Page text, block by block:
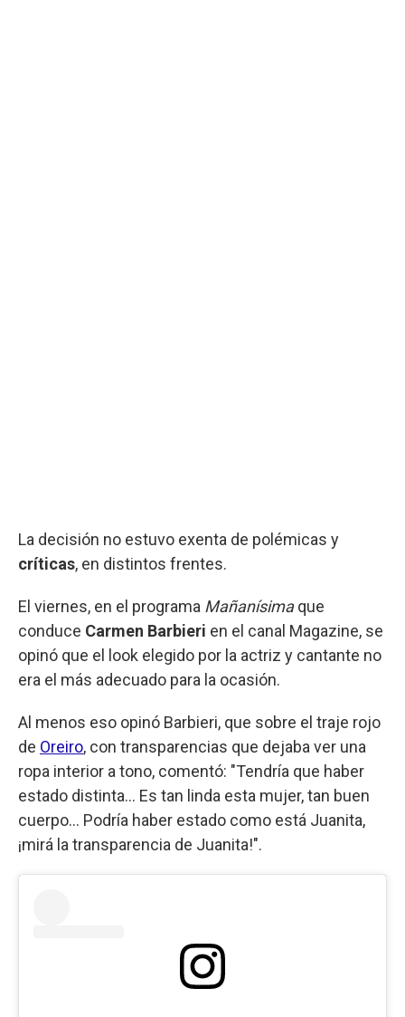
La decisión no estuvo exenta de polémicas y
críticas, en distintos frentes.
El viernes, en el programa Mañanísimaque
conduce Carmen Barbieri en el canal Magazine, se
opinó que el look elegido por la actriz y cantante no
era el más adecuado para la ocasión.
Al menos eso opinó Barbieri, que sobre el traje rojo
de Oreiro, con transparencias que dejaba ver una
ropa interior a tono, comentó: "Tendría que haber
estado distinta... Es tan linda esta mujer, tan buen
cuerpo... Podría haber estado como está Juanita,
¡mirá la transparencia de Juanita!".